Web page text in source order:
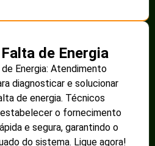
de Energia
Energia: Atendimento
diagnosticar e solucionar
de energia. Técnicos
o fornecimento
e segura, garantindo o
do sistema. Ligue agora!